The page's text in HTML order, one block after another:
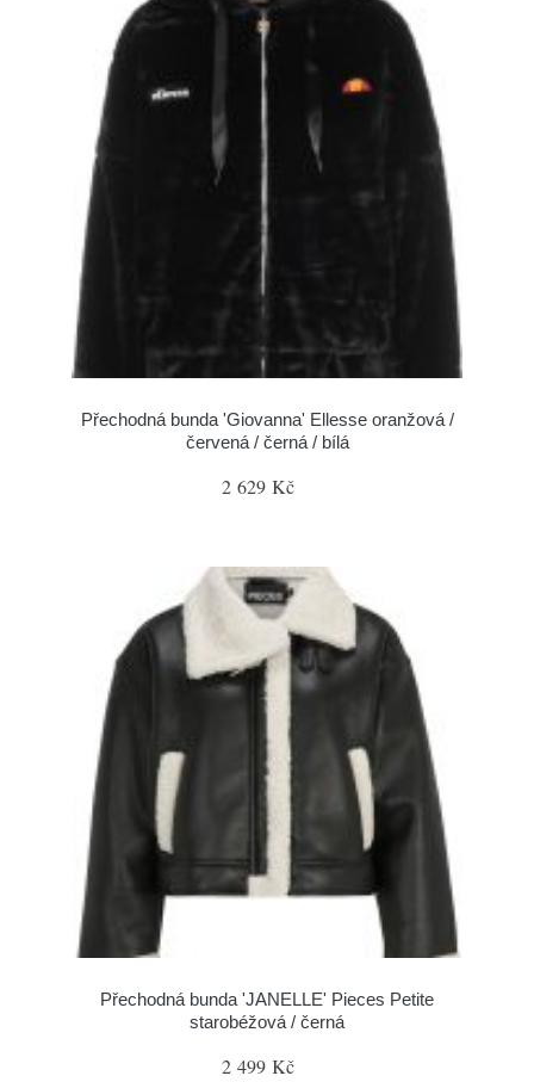
Přechodná bunda 'Giovanna' Ellesse oranžová /
červená / černá / bílá
2 629 Kč
Přechodná bunda 'JANELLE' Pieces Petite
starobéžová / černá
2 499 Kč